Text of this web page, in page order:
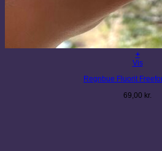
+
Vis
Regnbue Fluorit
69,00 kr.